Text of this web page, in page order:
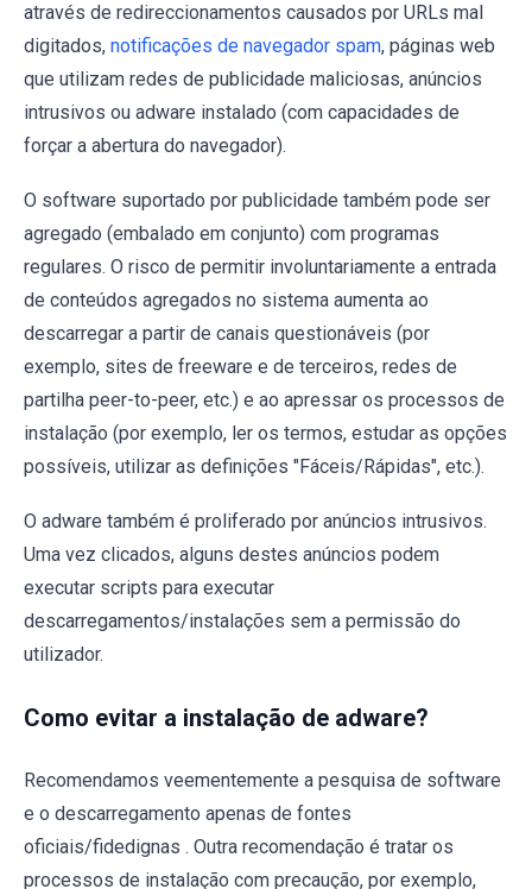
através de redireccionamentos causados por URLs mal
digitados, notificações de navegador spam, páginas web
que utilizam redes de publicidade maliciosas, anúncios
intrusivos ou adware instalado (com capacidades de
forçar a abertura do navegador).
O software suportado por publicidade também pode ser
agregado (embalado em conjunto) com programas
regulares. O risco de permitir involuntariamente a entrada
de conteúdos agregados no sistema aumenta ao
descarregar a partir de canais questionáveis (por
exemplo, sites de freeware e de terceiros, redes de
partilha peer-to-peer, etc.) e ao apressar os processos de
instalação (por exemplo, ler os termos, estudar as opções
possíveis, utilizar as definições "Fáceis/Rápidas", etc.).
O adware também é proliferado por anúncios intrusivos.
Uma vez clicados, alguns destes anúncios podem
executar scripts para executar
descarregamentos/instalações sem a permissão do
utilizador.
Como evitar a instalação de adware?
Recomendamos veementemente a pesquisa de software
e o descarregamento apenas de fontes
oficiais/fidedignas . Outra recomendação é tratar os
processos de instalação com precaução, por exemplo,